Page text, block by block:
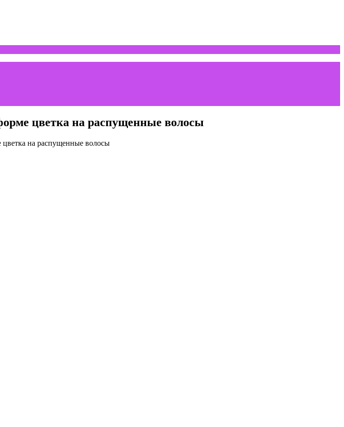
цветка на распущенные волосы
цветка на распущенные волосы